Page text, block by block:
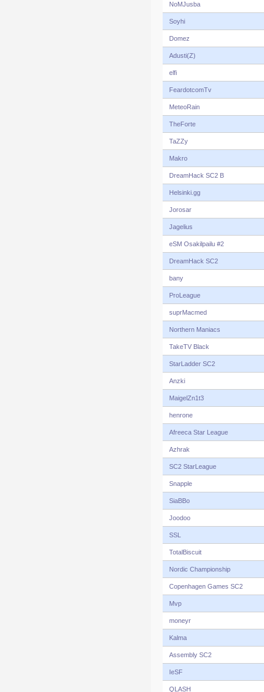
NoMJusba
Soyhi
Domez
Adusti(Z)
elfi
FeardotcomTv
MeteoRain
TheForte
TaZZy
Makro
DreamHack SC2 B
Helsinki.gg
Jorosar
Jagelius
eSM Osakilpailu #2
DreamHack SC2
bany
ProLeague
suprMacmed
Northern Maniacs
TakeTV Black
StarLadder SC2
Anzki
MaigelZn1t3
henrone
Afreeca Star League
Azhrak
SC2 StarLeague
Snapple
SiaBBo
Joodoo
SSL
TotalBiscuit
Nordic Championship
Copenhagen Games SC2
Mvp
moneyr
Kalma
Assembly SC2
IeSF
QLASH